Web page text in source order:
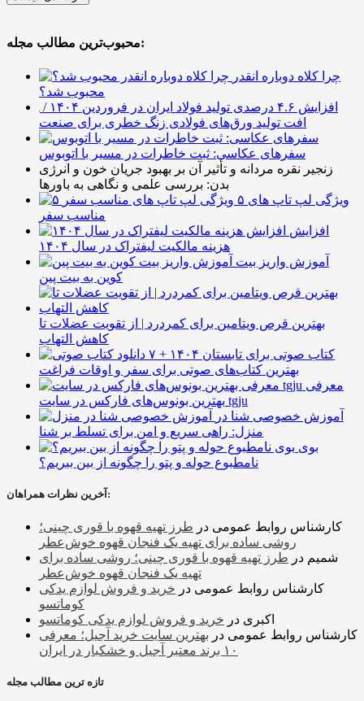
محبوب‌ترین مطالب مجله:
چرا کلاه دوباره انقدر
محبوب شد؟
افزایش ۴.۶ درصدی تولید فولاد ایران در فروردین ۱۴۰۴ /
افت تولید ورق‌های فولادی زنگ خطری برای صنعت
سفرهای عکاسی: ثبت خاطرات در مسیر با اتوبوس
زنجیر نقره مردانه و تأثیر آن بر بهبود جریان خون و انرژی
بدن: بررسی علمی و نگاهی به باورها
۵ ویژگی لپ تاپ های
مناسب سفر
افزایش
هزینه مالکیت لیفتراک در سال ۱۴۰۴
آموزش واریز بیت
کوین به بیت پین
بهترین قرص ویتامین برای کمردرد | از تقویت عضلات تا
کاهش التهاب
۷ کتاب صوتی برای تابستان ۱۴۰۴ +
بهترین کتاب‌های صوتی برای سفر و اوقات فراغت
معرفی
بهترین بونوس‌های فارکس در سایت tgju
آموزش خصوصی شنا در
منزل: راهی سریع و امن برای تسلط بر شنا
بوی
نامطبوع حوله و پتو را چگونه از بین ببریم؟
آخرین نظرات همراهان:
کارشناس روابط عمومی در طرز تهیه قهوه با قوری چینی؛
روشی ساده برای تهیه یک فنجان قهوه خوش‌عطر
شمیم در طرز تهیه قهوه با قوری چینی؛ روشی ساده برای
تهیه یک فنجان قهوه خوش‌عطر
کارشناس روابط عمومی در خرید و فروش لوازم یدکی
کوماتسو
اکبری در خرید و فروش لوازم یدکی کوماتسو
کارشناس روابط عمومی در بهترین سایت خرید آجیل؛ معرفی
۱۰ برند معتبر آجیل و خشکبار در ایران
تازه ترین مطالب مجله